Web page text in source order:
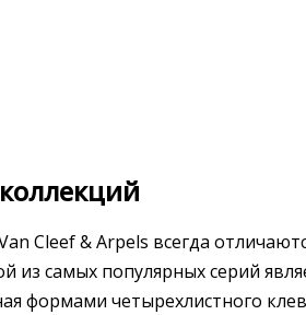
Cleef & Arpels всегда
из самых популярных серий
формами четырехлистного